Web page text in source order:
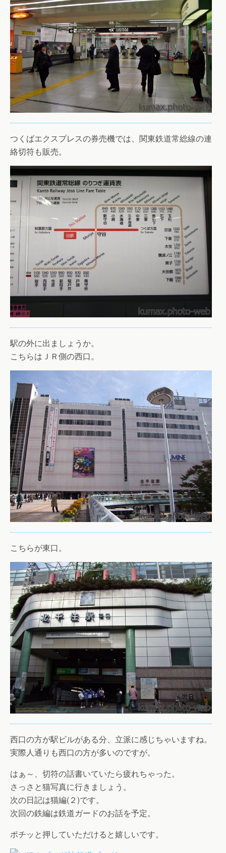
つくばエクスプレスの券売機では、関東鉄道常総線の連
絡切符も販売。
駅の外に出ましょうか。
こちらはＪＲ側の西口。
こちらが東口。
西口の方が駅ビルがある分、立派に感じちゃいますね。
実際人通りも西口の方が多いのですが。
はぁ～、切符の話書いていたら疲れちゃった。
さっさと猫写真に行きましょう。
次の日記は猫編(２)です。
次回の鉄編は鉄道ガードのお話を予定。
ポチッと押していただけると嬉しいです。